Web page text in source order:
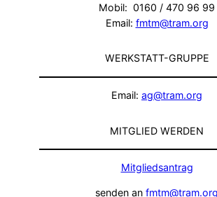
Mobil: 0160 / 470 96 99
Email: fmtm@tram.org
WERKSTATT-GRUPPE
Email: ag@tram.org
MITGLIED WERDEN
Mitgliedsantrag
senden an fmtm@tram.org